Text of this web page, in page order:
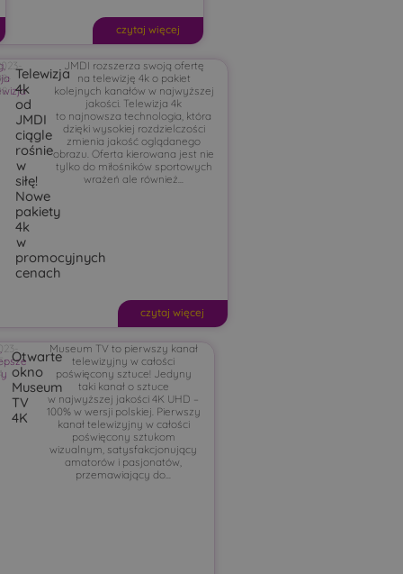
czytaj więcej
Telewizja
4k
od
JMDI
ciągle
rośnie
w
siłę!
Nowe
pakiety
4k
w
promocyjnych
cenach
JMDI rozszerza swoją ofertę
na telewizję 4k o pakiet
kolejnych kanałów w najwyższej
jakości. Telewizja 4k
to najnowsza technologia, która
dzięki wysokiej rozdzielczości
zmienia jakość oglądanego
obrazu. Oferta kierowana jest nie
tylko do miłośników sportowych
wrażeń ale również...
czytaj więcej
Otwarte
okno
Museum
TV
4K
Museum TV to pierwszy kanał
telewizyjny w całości
poświęcony sztuce! Jedyny
taki kanał o sztuce
w najwyższej jakości 4K UHD –
100% w wersji polskiej. Pierwszy
kanał telewizyjny w całości
poświęcony sztukom
wizualnym, satysfakcjonujący
amatorów i pasjonatów,
przemawiający do...